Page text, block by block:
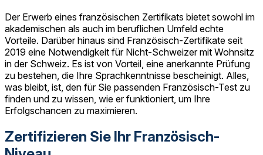
Der Erwerb eines französischen Zertifikats bietet sowohl im
akademischen als auch im beruflichen Umfeld echte
Vorteile. Darüber hinaus sind Französisch-Zertifikate seit
2019 eine Notwendigkeit für Nicht-Schweizer mit Wohnsitz
in der Schweiz. Es ist von Vorteil, eine anerkannte Prüfung
zu bestehen, die Ihre Sprachkenntnisse bescheinigt. Alles,
was bleibt, ist, den für Sie passenden Französisch-Test zu
finden und zu wissen, wie er funktioniert, um Ihre
Erfolgschancen zu maximieren.
Zertifizieren Sie Ihr Französisch-